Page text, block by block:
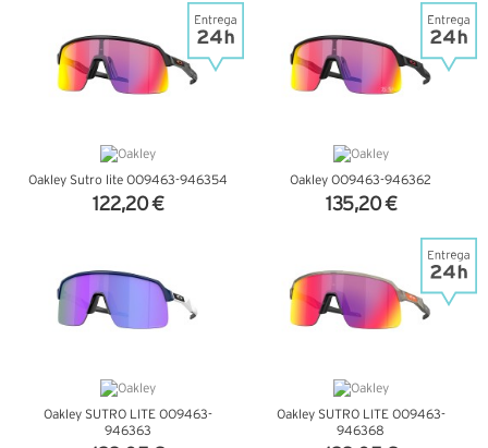
Oakley Sutro lite OO9463-946354
122,20 €
Oakley OO9463-946362
135,20 €
Oakley SUTRO LITE OO9463-
946363
Oakley SUTRO LITE OO9463-
946368